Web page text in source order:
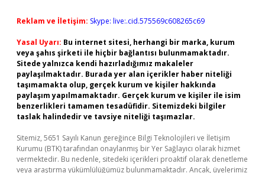
Reklam ve İletişim: Skype: live:.cid.575569c608265c69
Yasal Uyarı: Bu internet sitesi, herhangi bir marka, kurum
veya şahıs şirketi ile hiçbir bağlantısı bulunmamaktadır.
Sitede yalnızca kendi hazırladığımız makaleler
paylaşılmaktadır. Burada yer alan içerikler haber niteliği
taşımamakta olup, gerçek kurum ve kişiler hakkında
paylaşım yapılmamaktadır. Gerçek kurum ve kişiler ile isim
benzerlikleri tamamen tesadüfidir. Sitemizdeki bilgiler
taslak halindedir ve tavsiye niteliği taşımazlar.
Sitemiz, 5651 Sayılı Kanun gereğince Bilgi Teknolojileri ve İletişim
Kurumu (BTK) tarafından onaylanmış bir Yer Sağlayıcı olarak hizmet
vermektedir. Bu nedenle, sitedeki içerikleri proaktif olarak denetleme
veya araştırma yükümlülüğümüz bulunmamaktadır. Ancak, üyelerimiz